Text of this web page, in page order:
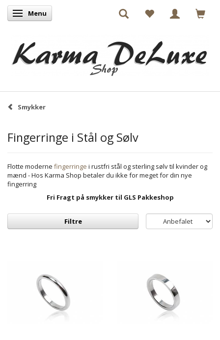
Skifte navigation
Menu
Smykker
Fingerringe i Stål og Sølv
Flotte moderne fingerringe i rustfri stål og sterling sølv til kvinder og
mænd - Hos Karma Shop betaler du ikke for meget for din nye
fingerring
Fri Fragt på smykker til GLS Pakkeshop
Filtre